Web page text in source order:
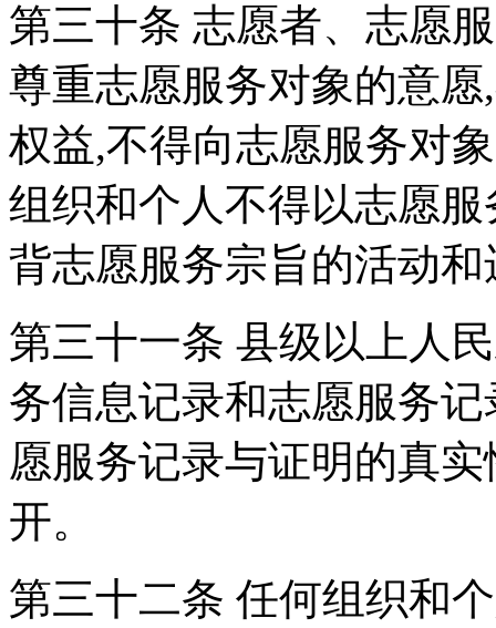
第三十条 志愿者、志愿
尊重志愿服务对象的意
权益,不得向志愿服务对
组织和个人不得以志愿
背志愿服务宗旨的活动
第三十一条 县级以上人
务信息记录和志愿服务
愿服务记录与证明的真
开。
第三十二条 任何组织和